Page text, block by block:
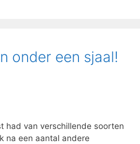
onder een sjaal!
had van verschillende soorten
na een aantal andere